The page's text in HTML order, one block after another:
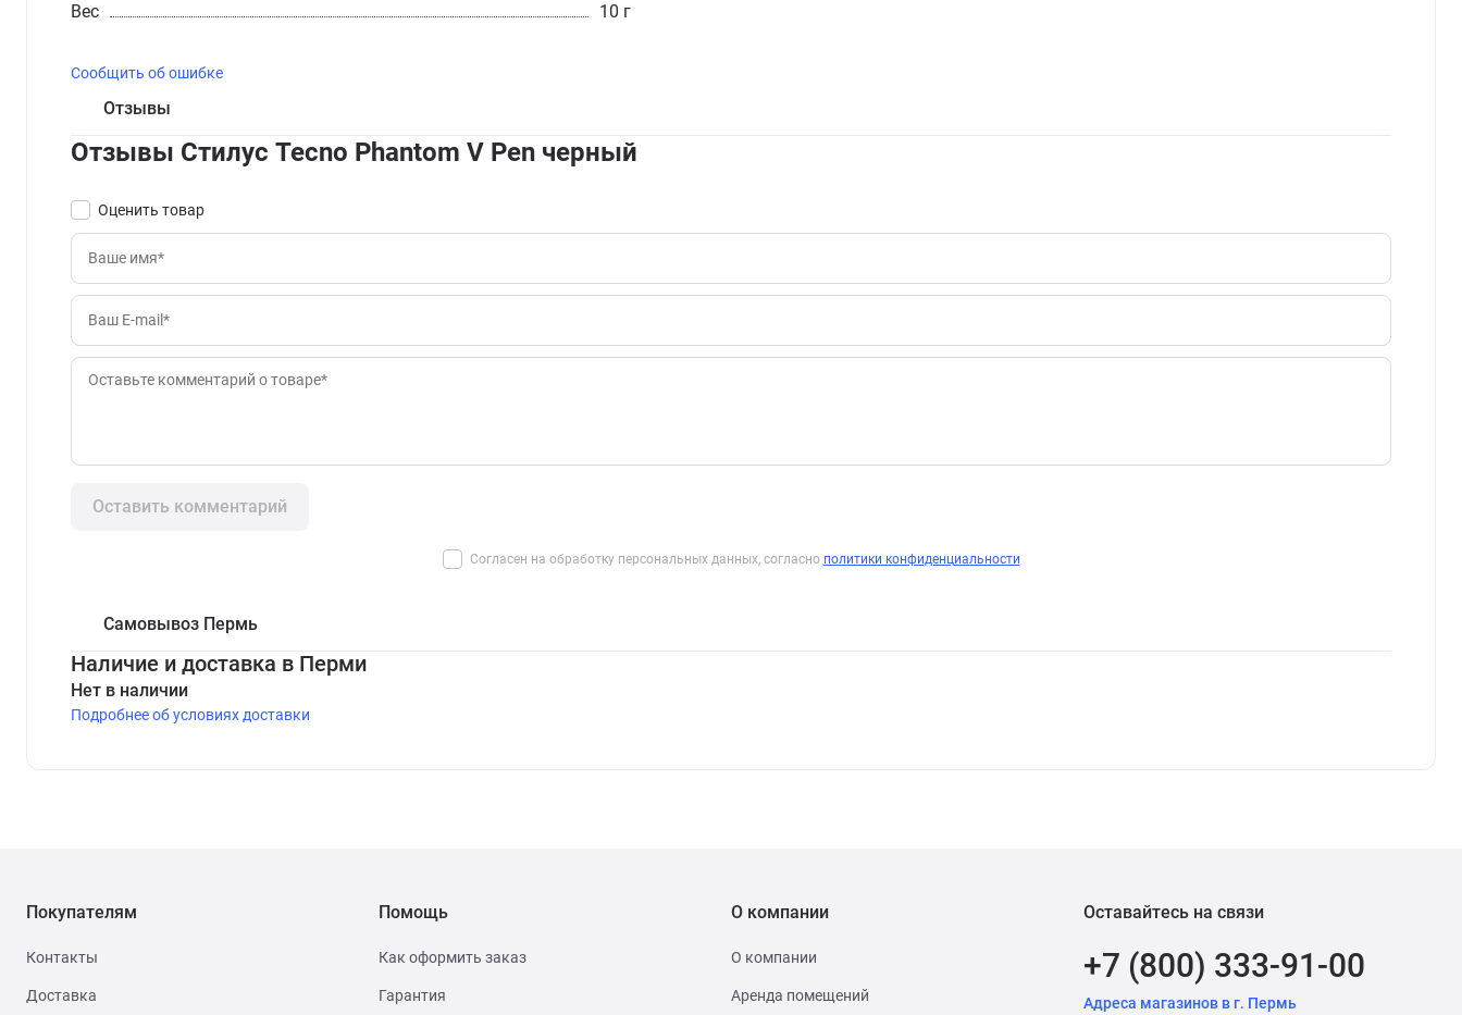
Вес
10 г
Сообщить об ошибке
Отзывы
Отзывы Стилус Tecno Phantom V Pen черный
Оценить товар
Оставить комментарий
Согласен на обработку персональных данных, согласно политики конфиденциальности
Самовывоз Пермь
Наличие и доставка в Перми
Нет в наличии
Подробнее об условиях доставки
Покупателям
Контакты
Доставка
Помощь
Как оформить заказ
Гарантия
О компании
О компании
Аренда помещений
Оставайтесь на связи
+7 (800) 333-91-00
Адреса магазинов в г. Пермь